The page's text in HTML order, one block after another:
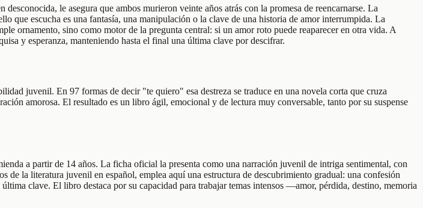
le asegura que ambos murieron veinte años atrás con la promesa de reencarnarse. La
que escucha es una fantasía, una manipulación o la clave de una historia de amor interrumpida. La
ornamento, sino como motor de la pregunta central: si un amor roto puede reaparecer en otra vida. A
y esperanza, manteniendo hasta el final una última clave por descifrar.
juvenil. En 97 formas de decir "te quiero" esa destreza se traduce en una novela corta que cruza
amorosa. El resultado es un libro ágil, emocional y de lectura muy conversable, tanto por su suspense
a partir de 14 años. La ficha oficial la presenta como una narración juvenil de intriga sentimental, con
de la literatura juvenil en español, emplea aquí una estructura de descubrimiento gradual: una confesión
clave. El libro destaca por su capacidad para trabajar temas intensos —amor, pérdida, destino, memoria